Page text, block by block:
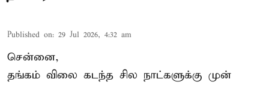
Published on: 29 Jul 2026, 4:32 am
சென்னை,
தங்கம் விலை கடந்த சில நாட்களுக்கு முன்